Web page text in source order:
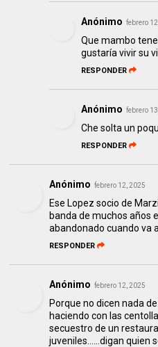
Anónimo febrero
Que mambo
gustaría vivir su
RESPONDER
Anónimo febrero
Che solta un
RESPONDER
Anónimo febrero 12, 2025
Ese Lopez socio de
banda de muchos años
abandonado cuando va
RESPONDER
Anónimo febrero 12, 2025
Porque no dicen nada
haciendo con las
secuestro de un
juveniles......digan quien